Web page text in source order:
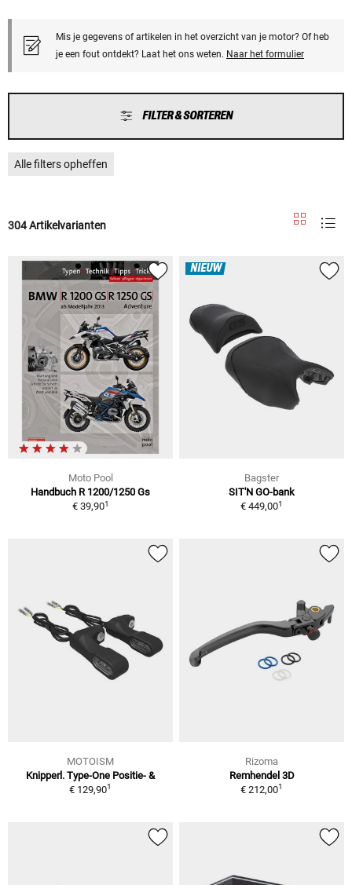
Mis je gegevens of artikelen in het overzicht van je motor? Of heb
je een fout ontdekt? Laat het ons weten. Naar het formulier
FILTER & SORTEREN
Alle filters opheffen
304 Artikelvarianten
Moto Pool
Handbuch R 1200/1250 Gs
€ 39,901
NIEUW
Bagster
SIT'N GO-bank
€ 449,001
MOTOISM
Knipperl. Type-One Positie- &
€ 129,901
Rizoma
Remhendel 3D
€ 212,001